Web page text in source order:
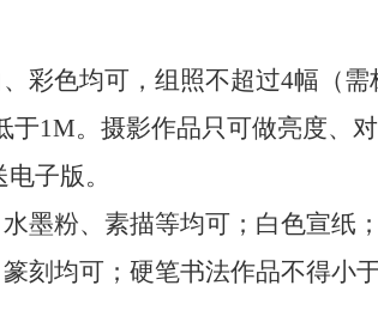
彩色均可，组照不超过4幅（
于1M。摄影作品只可做亮度、
子版。
墨粉、素描等均可；白色宣纸
刻均可；硬笔书法作品不得小